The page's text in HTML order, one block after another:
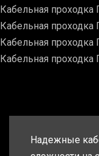
Кабельная
Кабельная
Кабельная
Кабельная
Надежные